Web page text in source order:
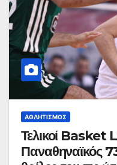
ΑΘΛΗΤΙΣΜΌΣ
Τελικοί Basket
Παναθηναϊκός